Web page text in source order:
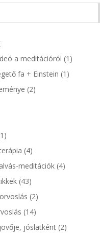
a meditációról (1)
fa + Einstein (1)
(2)
(4)
meditációk(4)
(43)
(2)
(14)
jóslatként(2)